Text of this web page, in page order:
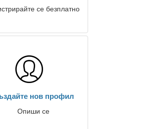
се безплатно
нов профил
Опиши се